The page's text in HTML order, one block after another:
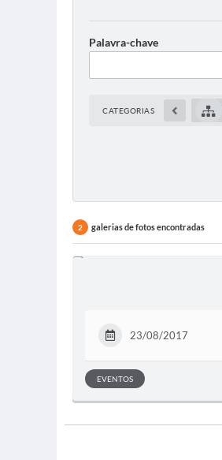
Palavra-chave
CATEGORIAS
2 galerias de fotos encontradas
23/08/2017
EVENTOS